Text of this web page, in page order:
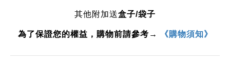
其他附加送盒子/袋子
為了保證您的權益，購物前請參考→ 《購物須知》